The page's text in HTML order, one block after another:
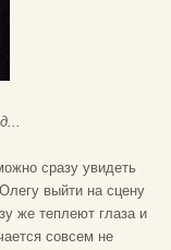
сразу увидеть
выйти на сцену
же теплеют глаза и
совсем не